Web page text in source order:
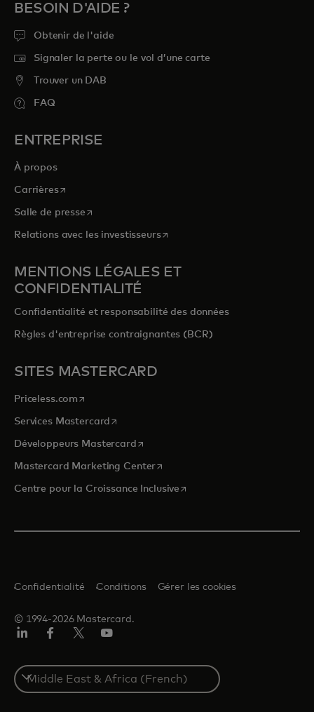
BESOIN D'AIDE ?
Obtenir de l'aide
Signaler la perte ou le vol d’une carte
Trouver un DAB
FAQ
ENTREPRISE
À propos
Carrièress’ouvre dans un nouvel onglet
Salle de presses’ouvre dans un nouvel onglet
Relations avec les investisseurss’ouvre dans un nouvel onglet
MENTIONS LÉGALES ET
CONFIDENTIALITÉ
Confidentialité et responsabilité des données
Règles d'entreprise contraignantes (BCR)
SITES MASTERCARD
Priceless.com s’ouvre dans un nouvel onglet
Services Mastercard s’ouvre dans un nouvel onglet
Développeurs Mastercards’ouvre dans un nouvel onglet
Mastercard Marketing Centers’ouvre dans un nouvel onglet
Centre pour la Croissance Inclusive s’ouvre dans un nouvel
© 1994-2026 Mastercard.
Confidentialité Conditions Gérer les cookies
Select
a
country